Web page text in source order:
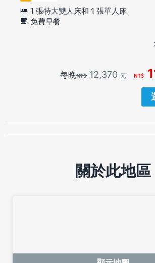
1 張特大雙人床和 1 張單人床
免費早餐
每晚 12,370元
關於此地區